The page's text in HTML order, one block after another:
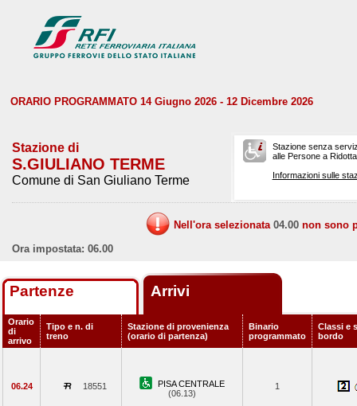
ORARIO PROGRAMMATO 14 Giugno 2026 - 12 Dicembre 2026
Stazione di
S.GIULIANO TERME
Comune di San Giuliano Terme
Stazione senza
alle Persone a
Informazioni sulle
Nell'ora selezionata 04.00 non sono
Ora impostata: 06.00
Partenze Arrivi
Orario
di
arrivo
Tipo e n. di
treno
Stazione di provenienza
(orario di partenza)
Binario
programmato
Classi e
bordo
06.24 18551
PISA CENTRALE
(06.13)
1